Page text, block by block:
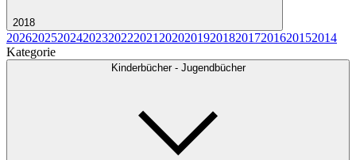
2018
202620252024202320222021 2020201920182017201620152014
Kategorie
Kinderbücher - Jugendbücher